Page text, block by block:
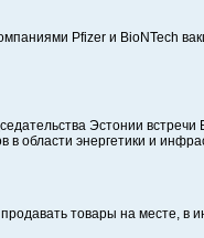
Pfizer и BioNTech
Эстонии встречи
области энергетики и
товары на месте, в